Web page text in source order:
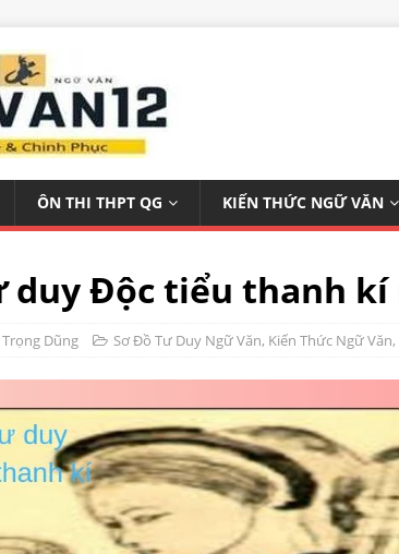
ÔN THI THPT QG KIẾN THỨC NGỮ VĂN
duy Độc tiểu thanh kí
Trọng Dũng Sơ Đồ Tư Duy Ngữ Văn, Kiến Thức Ngữ Văn,